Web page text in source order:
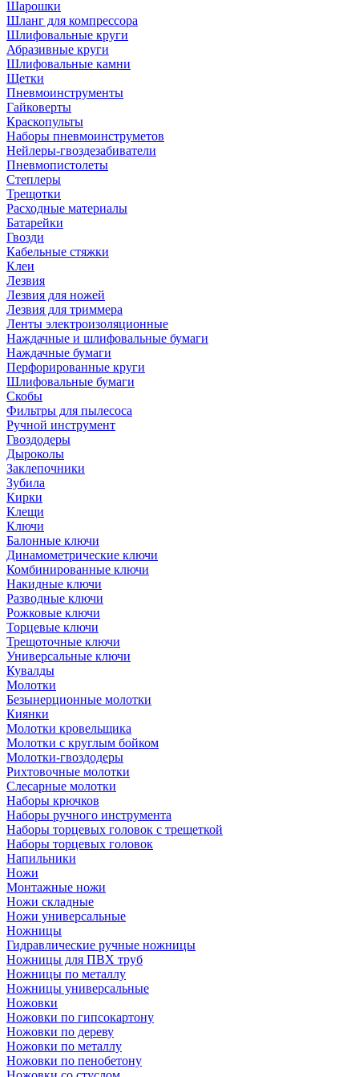
Шарошки
Шланг для компрессора
Шлифовальные круги
Абразивные круги
Шлифовальные камни
Щетки
Пневмоинструменты
Гайковерты
Краскопульты
Наборы пневмоинструметов
Нейлеры-гвоздезабиватели
Пневмопистолеты
Степлеры
Трещотки
Расходные материалы
Батарейки
Гвозди
Кабельные стяжки
Клеи
Лезвия
Лезвия для ножей
Лезвия для триммера
Ленты электроизоляционные
Наждачные и шлифовальные бумаги
Наждачные бумаги
Перфорированные круги
Шлифовальные бумаги
Скобы
Фильтры для пылесоса
Ручной инструмент
Гвоздодеры
Дыроколы
Заклепочники
Зубила
Кирки
Клещи
Ключи
Балонные ключи
Динамометрические ключи
Комбинированные ключи
Накидные ключи
Разводные ключи
Рожковые ключи
Торцевые ключи
Трещоточные ключи
Универсальные ключи
Кувалды
Молотки
Безынерционные молотки
Киянки
Молотки кровельщика
Молотки с круглым бойком
Молотки-гвоздодеры
Рихтовочные молотки
Слесарные молотки
Наборы крючков
Наборы ручного инструмента
Наборы торцевых головок с трещеткой
Наборы торцевых головок
Напильники
Ножи
Монтажные ножи
Ножи складные
Ножи универсальные
Ножницы
Гидравлические ручные ножницы
Ножницы для ПВХ труб
Ножницы по металлу
Ножницы универсальные
Ножовки
Ножовки по гипсокартону
Ножовки по дереву
Ножовки по металлу
Ножовки по пенобетону